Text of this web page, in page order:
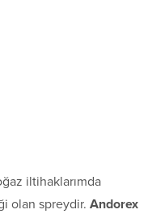
iltihaklarımda
olan spreydir. Andorex